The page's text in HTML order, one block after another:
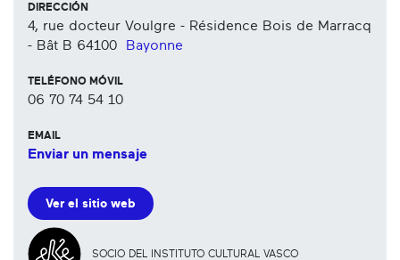
DIRECCIÓN
4, rue docteur Voulgre - Résidence Bois de Marracq
- Bât B 64100 Bayonne
TELÉFONO MÓVIL
06 70 74 54 10
EMAIL
Enviar un mensaje
Ver el sitio web
SOCIO DEL INSTITUTO CULTURAL VASCO